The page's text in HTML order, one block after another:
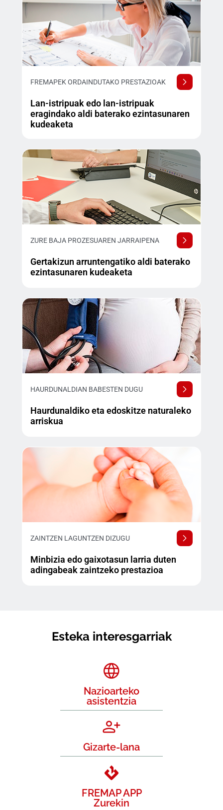
FREMAPEK ORDAINDUTAKO PRESTAZIOAK
Lan-istripuak edo lan-istripuak
eragindako aldi baterako ezintasunaren
kudeaketa
ZURE BAJA PROZESUAREN JARRAIPENA
Gertakizun arruntengatiko aldi baterako
ezintasunaren kudeaketa
HAURDUNALDIAN BABESTEN DUGU
Haurdunaldiko eta edoskitze naturaleko
arriskua
ZAINTZEN LAGUNTZEN DIZUGU
Minbizia edo gaixotasun larria duten
adingabeak zaintzeko prestazioa
Esteka interesgarriak
Nazioarteko
asistentzia
Gizarte-lana
FREMAP APP
Zurekin